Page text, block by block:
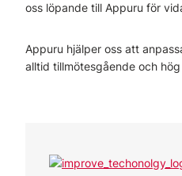
oss löpande till Appuru för
Appuru hjälper oss att
alltid tillmötesgående och